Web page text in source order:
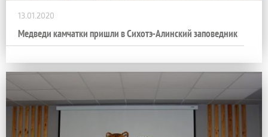
13.01.2020
Медведи камчатки пришли в Сихотэ-Алинский заповедник